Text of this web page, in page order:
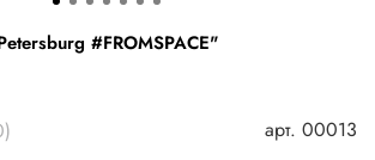
арт. 00013
#FROMSPACE"